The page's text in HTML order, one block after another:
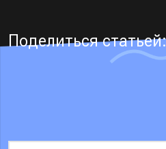
Поделиться